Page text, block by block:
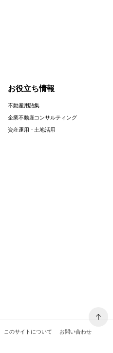
お役立ち情報
不動産用語集
企業不動産コンサルティング
資産運用・土地活用
このサイトについて お問い合わせ